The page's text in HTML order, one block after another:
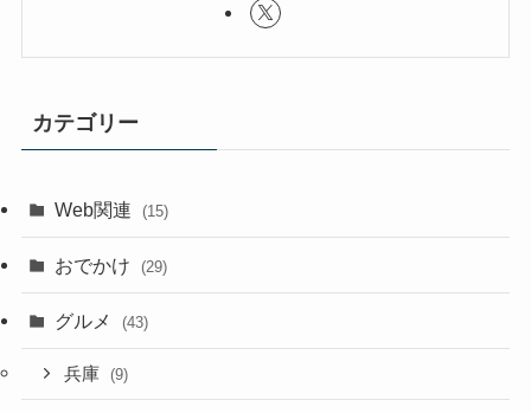
カテゴリー
Web関連 (15)
おでかけ (29)
グルメ (43)
兵庫 (9)